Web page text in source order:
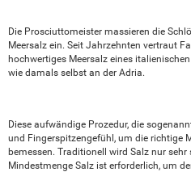
Die Prosciuttomeister massieren die
Meersalz ein. Seit Jahrzehnten vertraut
hochwertiges Meersalz eines
wie damals selbst an der Adria.
Diese aufwändige Prozedur, die
und Fingerspitzengefühl, um die richtige
bemessen. Traditionell wird Salz nur sehr
Mindestmenge Salz ist erforderlich, um